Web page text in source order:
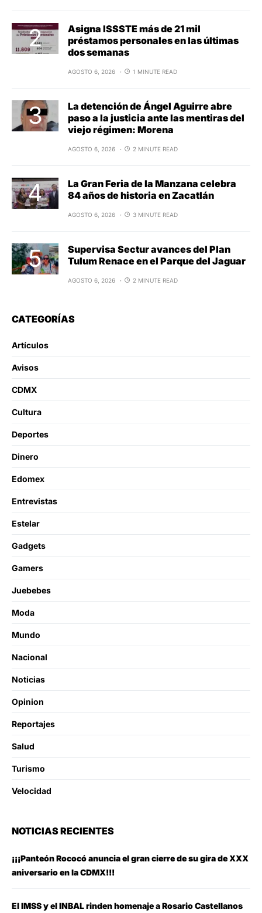
Asigna ISSSTE más de 21 mil
préstamos personales en las últimas
dos semanas
AGOSTO 6, 2026 1 MINUTE READ
La detención de Ángel Aguirre abre
paso a la justicia ante las mentiras del
viejo régimen: Morena
AGOSTO 6, 2026 2 MINUTE READ
La Gran Feria de la Manzana celebra
84 años de historia en Zacatlán
AGOSTO 6, 2026 3 MINUTE READ
Supervisa Sectur avances del Plan
Tulum Renace en el Parque del Jaguar
AGOSTO 6, 2026 2 MINUTE READ
CATEGORÍAS
Artículos
Avisos
CDMX
Cultura
Deportes
Dinero
Edomex
Entrevistas
Estelar
Gadgets
Gamers
Juebebes
Moda
Mundo
Nacional
Noticias
Opinion
Reportajes
Salud
Turismo
Velocidad
NOTICIAS RECIENTES
¡¡¡Panteón Rococó anuncia el gran cierre de su gira de XXX
aniversario en la CDMX!!!
El IMSS y el INBAL rinden homenaje a Rosario Castellanos